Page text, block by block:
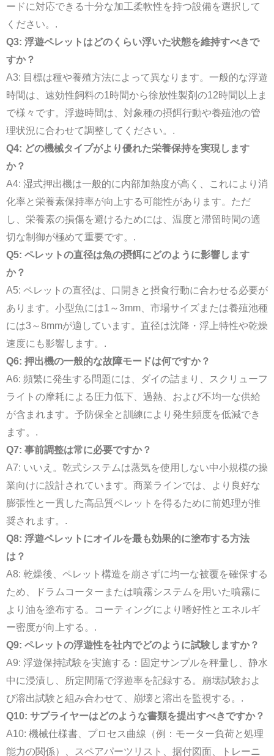
ードに対応できる十分な加工柔軟性を持つ設備を選択して
ください。.
Q3: 浮遊ペレットはどのくらい浮いた状態を維持すべきで
すか？
A3: 目標は種や養殖方法によって異なります。一般的な浮遊
時間は、速効性飼料の1時間から徐放性製剤の12時間以上ま
で様々です。浮遊時間は、対象種の摂餌行動や養殖池の管
理状況に合わせて調整してください。.
Q4: どの機械タイプがより優れた栄養保持を実現します
か？
A4: 湿式押出機は一般的に内部加熱度が高く、これにより消
化率と栄養素保持率が向上する可能性があります。ただ
し、栄養素の損傷を避けるためには、温度と滞留時間の適
切な制御が極めて重要です。.
Q5: ペレットの直径は魚の摂餌にどのように影響します
か？
A5: ペレットの直径は、口開きと摂食行動に合わせる必要が
あります。小型魚には1～3mm、市場サイズまたは養殖池種
には3～8mmが適しています。直径は沈降・浮上特性や乾燥
速度にも影響します。.
Q6: 押出機の一般的な故障モードは何ですか？
A6: 頻繁に発生する問題には、ダイの詰まり、スクリューフ
ライトの摩耗による圧力低下、過熱、および不均一な供給
が含まれます。予防保全と訓練により発生頻度を低減でき
ます。.
Q7: 事前調整は常に必要ですか？
A7: いいえ。乾式システムは蒸気を使用しない中小規模の操
業向けに設計されています。商業ラインでは、より良好な
膨張性と一貫した高品質ペレットを得るために前処理が推
奨されます。.
Q8: 浮遊ペレットにオイルを最も効果的に塗布する方法
は？
A8: 乾燥後、ペレット構造を崩さずに均一な被覆を確保する
ため、ドラムコーターまたは噴霧システムを用いた噴霧に
より油を塗布する。コーティングにより嗜好性とエネルギ
ー密度が向上する。.
Q9: ペレットの浮遊性を社内でどのように試験しますか？
A9: 浮遊保持試験を実施する：固定サンプルを秤量し、静水
中に浸漬し、所定間隔で浮遊率を記録する。崩壊試験およ
び溶出試験と組み合わせて、崩壊と溶出を監視する。.
Q10: サプライヤーはどのような書類を提出すべきですか？
A10: 機械仕様書、プロセス曲線（例：モーター負荷と処理
能力の関係）、スペアパーツリスト、据付図面、トレーニ